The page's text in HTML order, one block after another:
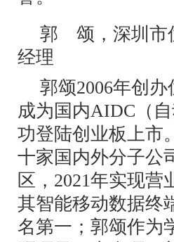
郭 颂，深圳市
经理
郭颂2006年创
成为国内AIDC（
功登陆创业板上市
十家国内外分子公
区，2021年实现营
其智能移动数据终
名第一；郭颂作为